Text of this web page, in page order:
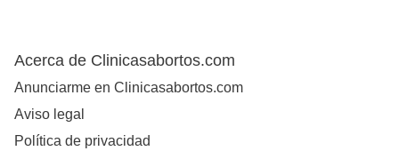
Acerca de Clinicasabortos.com
Anunciarme en Clinicasabortos.com
Aviso legal
Política de privacidad